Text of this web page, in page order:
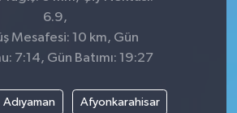
6.9,
Mesafesi: 10 km, Gün
7:14, Gün Batımı: 19:27
Adıyaman Afyonkarahisar